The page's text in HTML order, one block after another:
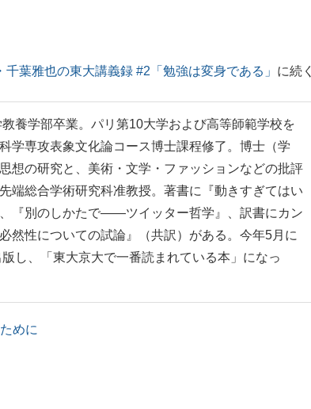
千葉雅也の東大講義録 #2「勉強は変身である」 に続く
養学部卒業。パリ第10大学および高等師範学校を
学専攻表象文化論コース博士課程修了。博士（学
想の研究と、美術・文学・ファッションなどの批評
端総合学術研究科准教授。著書に『動きすぎてはい
『別のしかたで――ツイッター哲学』、訳書にカン
性についての試論』（共訳）がある。今年5月に
し、「東大京大で一番読まれている本」になっ
めに